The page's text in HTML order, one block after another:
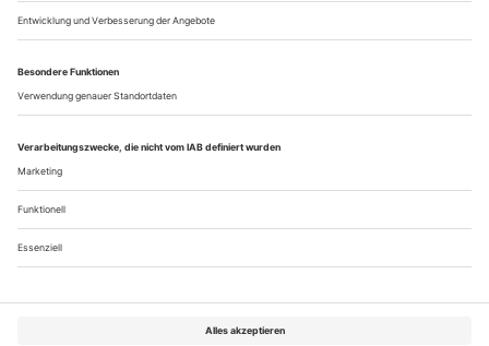
Ich bin eine gebürtige Einwanderin, Tochter von
Einwanderern, Enkelin von Einwanderern ... Daher ist der
Begriff «Heimat» für mich persönlich seit jeher kompliziert.
Als ich gerade mal ein Jahr alt war, kehrten wir in das Land
zurück, das eigentlich unser Heimatland, Herkunftsland war,
doch irgendwie fühlte es sich nicht mehr wie Heimat an. Wir
hatten uns...
Über uns Kontakt Kritikerumfrage Newsletter